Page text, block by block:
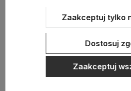
Sklep internetowy Shoper.pl
Zaakceptuj tylko
Dostosuj
Zaakceptuj